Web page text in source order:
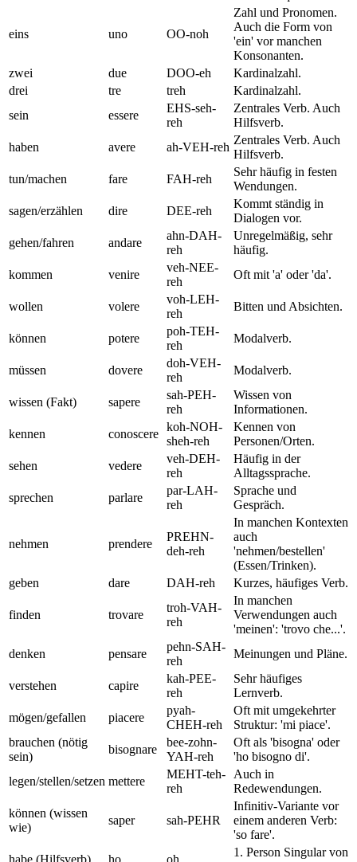
eins uno OO-noh
Zahl und Pronomen.
Auch die Form von
'ein' vor manchen
Konsonanten.
zwei
due DOO-eh
Kardinalzahl.
drei
tre treh
Kardinalzahl.
sein
essere
EHS-seh-
reh
Zentrales Verb. Auch
Hilfsverb.
haben
avere ah-VEH-reh
Zentrales Verb. Auch
Hilfsverb.
tun/machen
fare FAH-reh
Sehr häufig in festen
Wendungen.
sagen/erzählen
dire DEE-reh
Kommt ständig in
Dialogen vor.
gehen/fahren
andare
ahn-DAH-
reh
Unregelmäßig, sehr
häufig.
kommen
venire
veh-NEE-
reh
Oft mit 'a' oder 'da'.
wollen volere
voh-LEH-
reh
Bitten und Absichten.
können potere
poh-TEH-
reh
Modalverb.
müssen dovere
doh-VEH-
reh
Modalverb.
wissen (Fakt) sapere
sah-PEH-
reh
Wissen von
Informationen.
kennen
conoscere
koh-NOH-
sheh-reh
Kennen von
Personen/Orten.
sehen
vedere
veh-DEH-
reh
Häufig in der
Alltagssprache.
sprechen
parlare
par-LAH-
reh
Sprache und
Gespräch.
nehmen prendere
PREHN-
deh-reh
In manchen Kontexten
auch
'nehmen/bestellen'
(Essen/Trinken).
geben
dare DAH-reh Kurzes, häufiges Verb.
finden trovare
troh-VAH-
reh
In manchen
Verwendungen auch
'meinen': 'trovo che...'.
denken
pensare
pehn-SAH-
reh
Meinungen und Pläne.
verstehen capire
kah-PEE-
reh
Sehr häufiges
Lernverb.
mögen/gefallen
piacere
pyah-
CHEH-reh
Oft mit umgekehrter
Struktur: 'mi piace'.
brauchen (nötig
sein)
bisognare
bee-zohn-
YAH-reh
Oft als 'bisogna' oder
'ho bisogno di'.
legen/stellen/setzen mettere
MEHT-teh-
reh
Auch in
Redewendungen.
können (wissen
wie)
saper sah-PEHR
Infinitiv-Variante vor
einem anderen Verb:
'so fare'.
habe (Hilfsverb)
ho oh
1. Person Singular von